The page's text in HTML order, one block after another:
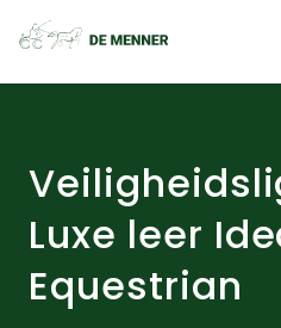
Luxe leer
Equestrian